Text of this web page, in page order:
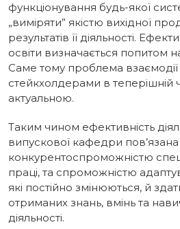
функціонування будь-якої
„виміряти” якістю вихідної
результатів її діяльності.
освіти визначається попитом
Саме тому проблема взаємодії
стейкхолдерами в теперішній
актуальною.
Таким чином ефективність
випускової кафедри пов’язана
конкурентоспроможністю
праці, та спроможністю
які постійно змінюються, й
отриманих знань, вмінь та
діяльності.